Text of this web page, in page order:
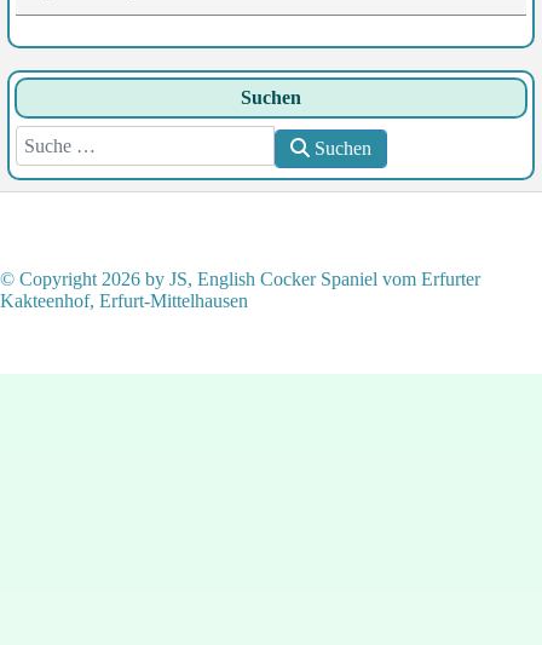
Suchen
Suchen
Suchen
© Copyright 2026 by JS, English Cocker Spaniel vom Erfurter
Kakteenhof, Erfurt-Mittelhausen